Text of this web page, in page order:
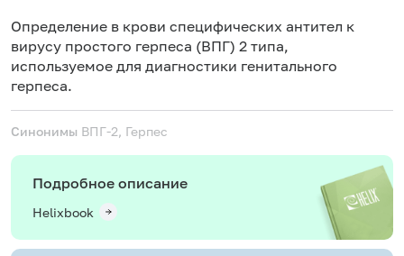
Определение в крови специфических антител к
вирусу простого герпеса (ВПГ) 2 типа,
используемое для диагностики генитального
герпеса.
Синонимы ВПГ-2, Герпес
Подробное описание
Helixbook